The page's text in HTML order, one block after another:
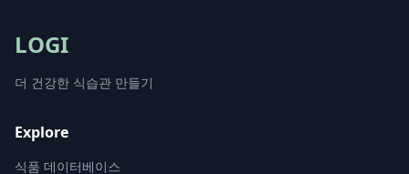
LOGI
더 건강한 식습관 만들기
Explore
식품 데이터베이스